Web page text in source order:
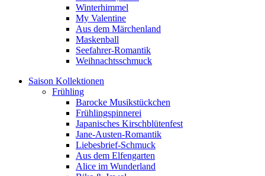
Winterhimmel
My Valentine
Aus dem Märchenland
Maskenball
Seefahrer-Romantik
Weihnachtsschmuck
Saison Kollektionen
Frühling
Barocke Musikstückchen
Frühlingspinnerei
Japanisches Kirschblütenfest
Jane-Austen-Romantik
Liebesbrief-Schmuck
Aus dem Elfengarten
Alice im Wunderland